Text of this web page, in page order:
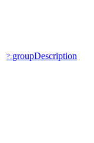
?:groupDescription